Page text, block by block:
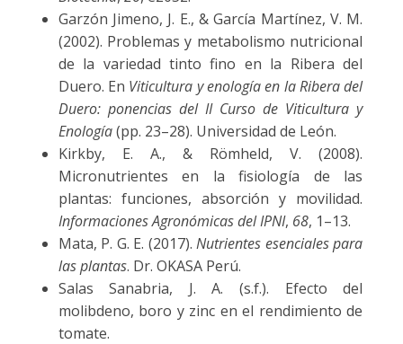
Garzón Jimeno, J. E., & García Martínez, V. M.
(2002). Problemas y metabolismo nutricional
de la variedad tinto fino en la Ribera del
Duero. En Viticultura y enología en la Ribera del
Duero: ponencias del II Curso de Viticultura y
Enología(pp. 23–28). Universidad de León.
Kirkby, E. A., & Römheld, V. (2008).
Micronutrientes en la fisiología de las
plantas: funciones, absorción y movilidad.
Informaciones Agronómicas del IPNI, 68, 1–13.
Mata, P. G. E. (2017).Nutrientes esenciales para
las plantas. Dr. OKASA Perú.
Salas Sanabria, J. A. (s.f.). Efecto del
molibdeno, boro y zinc en el rendimiento de
tomate.